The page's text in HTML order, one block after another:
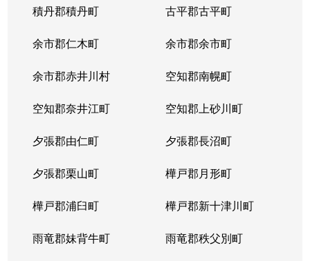
積丹郡積丹町 古平郡古平町
余市郡仁木町 余市郡余市町
余市郡赤井川村 空知郡南幌町
空知郡奈井江町 空知郡上砂川町
夕張郡由仁町 夕張郡長沼町
夕張郡栗山町 樺戸郡月形町
樺戸郡浦臼町 樺戸郡新十津川町
雨竜郡妹背牛町 雨竜郡秩父別町